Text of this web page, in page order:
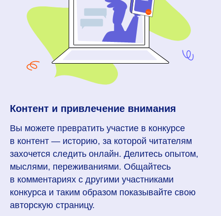
Контент и привлечение внимания
Вы можете превратить участие в конкурсе
в контент — историю, за которой читателям
захочется следить онлайн. Делитесь опытом,
мыслями, переживаниями. Общайтесь
в комментариях с другими участниками
конкурса и таким образом показывайте свою
авторскую страницу.